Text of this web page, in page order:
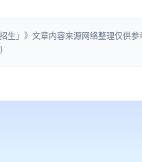
生」》文章内容来源网络整理仅供